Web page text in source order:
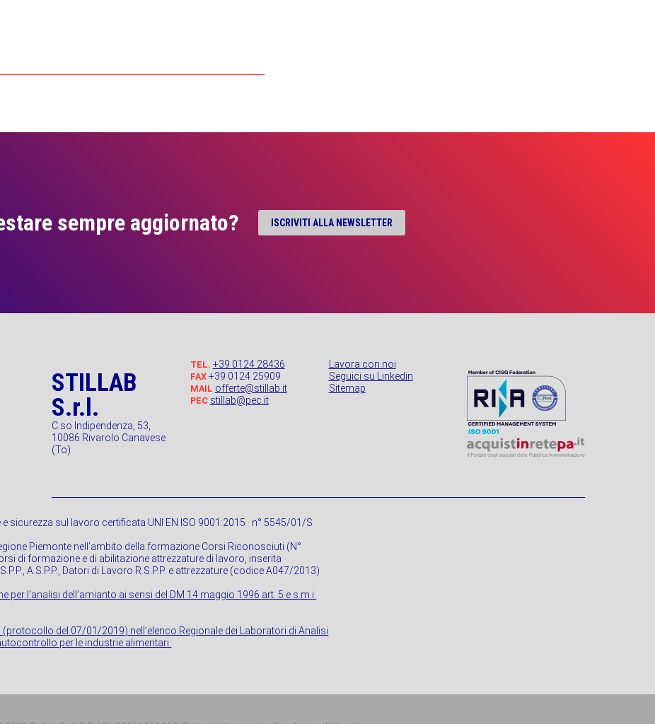
sempre aggiornato? ISCRIVITI ALLA NEWSLETTER
STILLAB
S.r.l.
C.so Indipendenza, 53,
10086 Rivarolo Canavese
(To)
TEL. +39 0124 28436
FAX+39 0124 25909
MAIL offerte@stillab.it
PEC stillab@pec.it
Lavora con noi
Seguici su Linkedin
Sitemap
sicurezza sul lavoro certificata UNI EN ISO 9001:2015 · n° 5545/01/S
Piemonte nell’ambito della formazione Corsi Riconosciuti (N°
di formazione e di abilitazione attrezzature di lavoro, inserita
A.S.P.P., Datori di Lavoro R.S.P.P. e attrezzature (codice A047/2013)
l’analisi dell’amianto ai sensi del DM 14 maggio 1996 art. 5 e s.m.i.
del 07/01/2019) nell’elenco Regionale dei Laboratori di Analisi
per le industrie alimentari.